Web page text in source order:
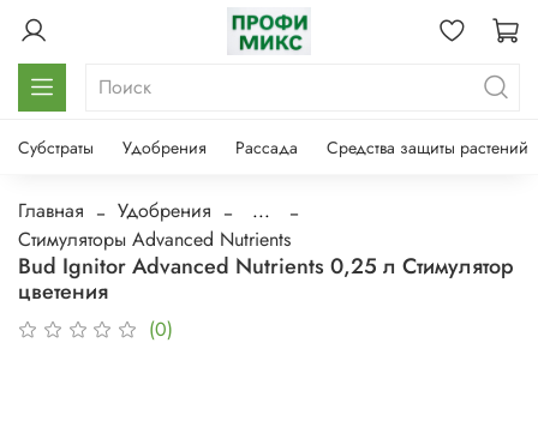
Субстраты Удобрения Рассада Средства защиты растений
Главная Удобрения
...
Стимуляторы Advanced Nutrients
Bud Ignitor Advanced Nutrients 0,25 л Стимулятор
цветения
(0)